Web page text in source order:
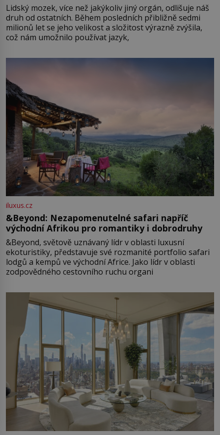
Lidský mozek, více než jakýkoliv jiný orgán, odlišuje náš
druh od ostatních. Během posledních přibližně sedmi
milionů let se jeho velikost a složitost výrazně zvýšila,
což nám umožnilo používat jazyk,
iluxus.cz
&Beyond: Nezapomenutelné safari napříč
východní Afrikou pro romantiky i dobrodruhy
&Beyond, světově uznávaný lídr v oblasti luxusní
ekoturistiky, představuje své rozmanité portfolio safari
lodgů a kempů ve východní Africe. Jako lídr v oblasti
zodpovědného cestovního ruchu organi